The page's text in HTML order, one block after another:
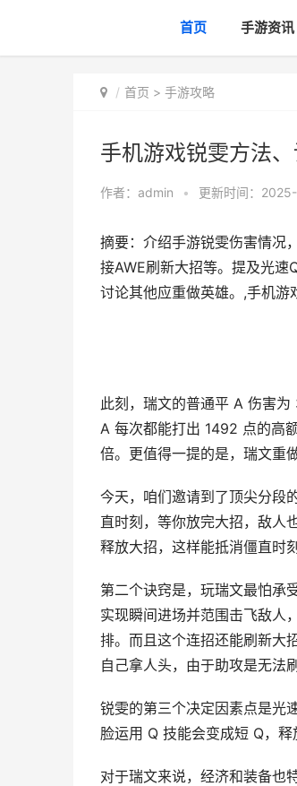
首页 手游资讯
首页 > 手游攻略
手机游戏锐雯方法
作者： admin • 更新时间：
摘要：介绍手游锐雯伤害情况
接AWE刷新大招等。提及光速
讨论其他应重做英雄。,手机
此刻，瑞文的普通平 A 伤害
A 每次都能打出 1492 点的高
倍。更值得一提的是，瑞文重
今天，咱们邀请到了顶尖分段
直时刻，等你放完大招，敌人
释放大招，这样能抵消僵直时刻
第二个诀窍是，玩瑞文最怕承
实现瞬间进场并范围击飞敌人
排。而且这个连招还能刷新大
自己拿人头，由于助攻是无法
锐雯的第三个决定因素点是光
脸运用 Q 技能会变成短 Q，释
对于瑞文来说，经济和装备也